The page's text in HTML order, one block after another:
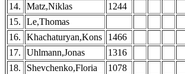
14.
Matz,Niklas 1244
15.
Le,Thomas
16.
Khachaturyan,Kons 1466
17.
Uhlmann,Jonas 1316
18.
Shevchenko,Floria 1078